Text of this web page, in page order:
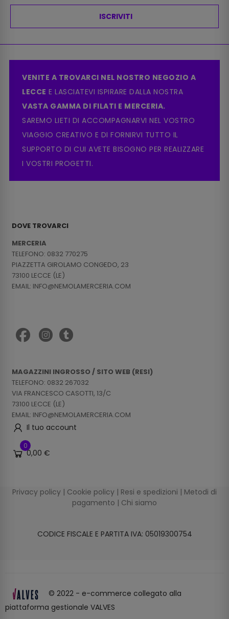
ISCRIVITI
VENITE A TROVARCI NEL NOSTRO NEGOZIO A
LECCE E LASCIATEVI ISPIRARE DALLA NOSTRA
VASTA GAMMA DI FILATI E MERCERIA.
SAREMO LIETI DI ACCOMPAGNARVI NEL VOSTRO
VIAGGIO CREATIVO E DI FORNIRVI TUTTO IL
SUPPORTO DI CUI AVETE BISOGNO PER REALIZZARE
I VOSTRI PROGETTI.
DOVE TROVARCI
MERCERIA
TELEFONO: 0832 770275
PIAZZETTA GIROLAMO CONGEDO, 23
73100 LECCE (LE)
EMAIL: INFO@NEMOLAMERCERIA.COM
MAGAZZINI INGROSSO / SITO WEB (RESI)
TELEFONO: 0832 267032
VIA FRANCESCO CASOTTI, 13/C
73100 LECCE (LE)
EMAIL: INFO@NEMOLAMERCERIA.COM
Il tuo account
0
0,00 €
Privacy policy | Cookie policy | Resi e spedizioni | Metodi di
pagamento | Chi siamo
CODICE FISCALE E PARTITA IVA: 05019300754
© 2022 - e-commerce collegato alla
piattaforma gestionale VALVES